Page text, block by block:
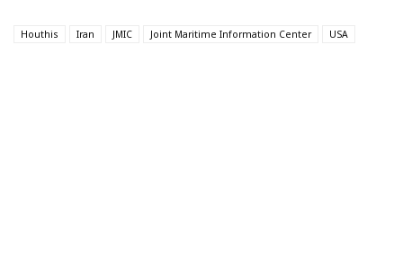
Houthis Iran JMIC Joint Maritime Information Center USA